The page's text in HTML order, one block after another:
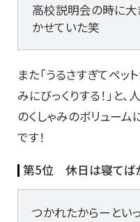
高校説明会の時に大
かせていた笑
また「うるさすぎてペッ
みにびっくりする！」と
のくしゃみのボリュー
です！
第5位 休日は寝てば
つかれたからーとい